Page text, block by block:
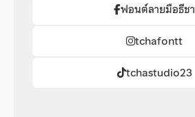
ฟอนต์ลายมือธีชา
tchafontt
tchastudio23